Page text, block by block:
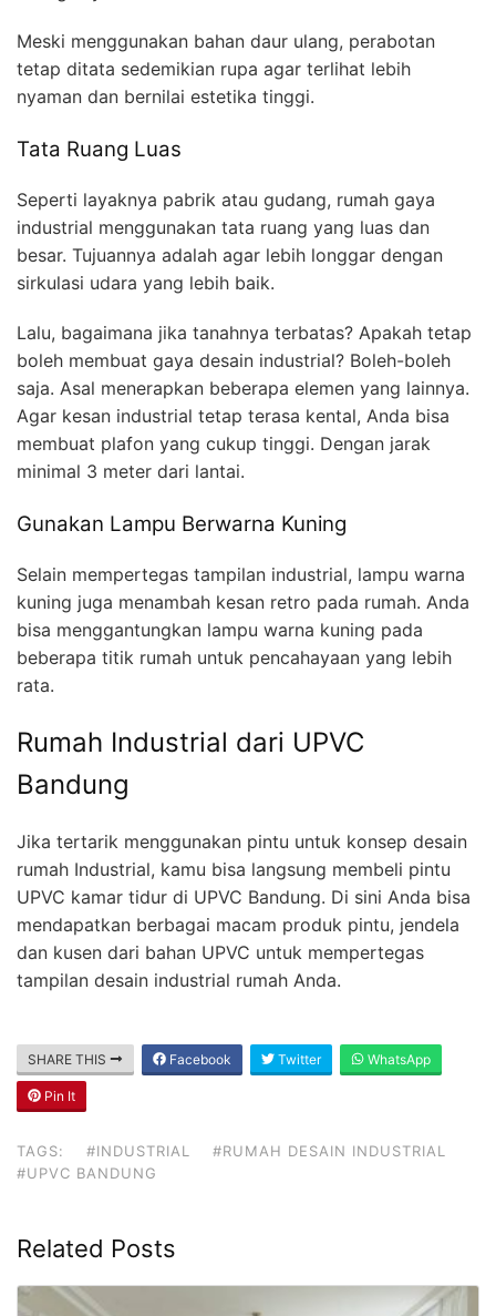
Meski menggunakan bahan daur ulang, perabotan
tetap ditata sedemikian rupa agar terlihat lebih
nyaman dan bernilai estetika tinggi.
Tata Ruang Luas
Seperti layaknya pabrik atau gudang, rumah gaya
industrial menggunakan tata ruang yang luas dan
besar. Tujuannya adalah agar lebih longgar dengan
sirkulasi udara yang lebih baik.
Lalu, bagaimana jika tanahnya terbatas? Apakah tetap
boleh membuat gaya desain industrial? Boleh-boleh
saja. Asal menerapkan beberapa elemen yang lainnya.
Agar kesan industrial tetap terasa kental, Anda bisa
membuat plafon yang cukup tinggi. Dengan jarak
minimal 3 meter dari lantai.
Gunakan Lampu Berwarna Kuning
Selain mempertegas tampilan industrial, lampu warna
kuning juga menambah kesan retro pada rumah. Anda
bisa menggantungkan lampu warna kuning pada
beberapa titik rumah untuk pencahayaan yang lebih
rata.
Rumah Industrial dari UPVC
Bandung
Jika tertarik menggunakan pintu untuk konsep desain
rumah Industrial, kamu bisa langsung membeli pintu
UPVC kamar tidur di UPVC Bandung. Di sini Anda bisa
mendapatkan berbagai macam produk pintu, jendela
dan kusen dari bahan UPVC untuk mempertegas
tampilan desain industrial rumah Anda.
SHARE THIS Facebook Twitter WhatsApp
Pin It
TAGS: #INDUSTRIAL
#RUMAH DESAIN INDUSTRIAL
#UPVC BANDUNG
Related Posts